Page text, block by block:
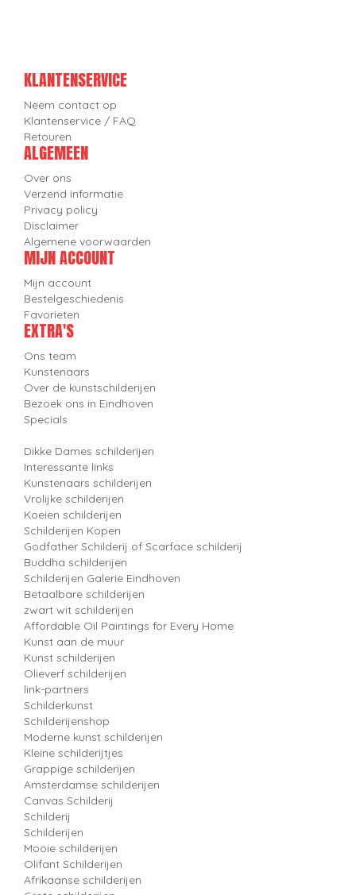
KLANTENSERVICE
Neem contact op
Klantenservice / FAQ
Retouren
ALGEMEEN
Over ons
Verzend informatie
Privacy policy
Disclaimer
Algemene voorwaarden
MIJN ACCOUNT
Mijn account
Bestelgeschiedenis
Favorieten
EXTRA'S
Ons team
Kunstenaars
Over de kunstschilderijen
Bezoek ons in Eindhoven
Specials
Dikke Dames schilderijen
Interessante links
Kunstenaars schilderijen
Vrolijke schilderijen
Koeien schilderijen
Schilderijen Kopen
Godfather Schilderij of Scarface schilderij
Buddha schilderijen
Schilderijen Galerie Eindhoven
Betaalbare schilderijen
zwart wit schilderijen
Affordable Oil Paintings for Every Home
Kunst aan de muur
Kunst schilderijen
Olieverf schilderijen
link-partners
Schilderkunst
Schilderijenshop
Moderne kunst schilderijen
Kleine schilderijtjes
Grappige schilderijen
Amsterdamse schilderijen
Canvas Schilderij
Schilderij
Schilderijen
Mooie schilderijen
Olifant Schilderijen
Afrikaanse schilderijen